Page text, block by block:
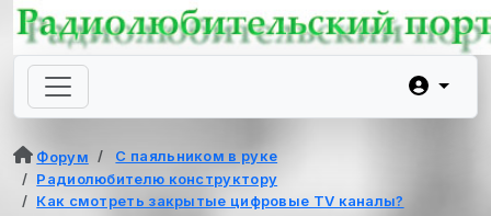
Форум
С паяльником в руке
Радиолюбителю конструктору
Как смотреть закрытые цифровые TV каналы?